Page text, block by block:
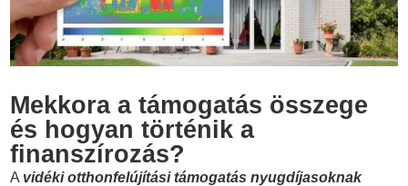
Mekkora a támogatás összege
és hogyan történik a
finanszírozás?
A vidéki otthonfelújítási támogatás nyugdíjasoknak